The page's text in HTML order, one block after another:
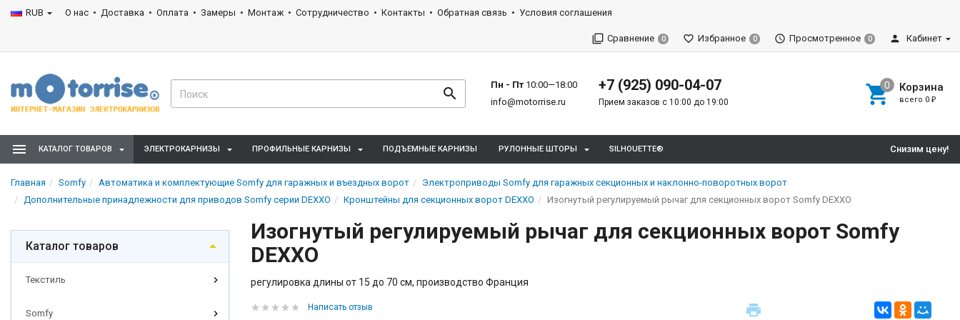
RUB О нас Доставка Оплата Замеры Монтаж Сотрудничество Контакты Обратная связь Условия соглашения
Сравнение 0 Избранное 0 Просмотренное 0 Кабинет
Пн - Пт10:00—18:00
info@motorrise.ru
+7 (925) 090-04-07
Прием заказов с 10:00 до 19:00
Корзина
всего 0 ₽
КАТАЛОГ ТОВАРОВ ЭЛЕКТРОКАРНИЗЫ ПРОФИЛЬНЫЕ КАРНИЗЫ ПОДЪЕМНЫЕ КАРНИЗЫ РУЛОННЫЕ ШТОРЫ SILHOUETTE® Снизим цену!
Главная Somfy Автоматика и комплектующие Somfy для гаражных и въездных ворот
Электроприводы Somfy для гаражных секционных и наклонно-поворотных ворот
Дополнительные принадлежности для приводов Somfy серии DEXXO
Кронштейны для секционных ворот DEXXO Изогнутый регулируемый рычаг для секционных ворот Somfy DEXXO
Каталог товаров
Текстиль
Somfy
Изогнутый регулируемый рычаг для секционных ворот Somfy
DEXXO
регулировка длины от 15 до 70 см, производство Франция
Написать отзыв